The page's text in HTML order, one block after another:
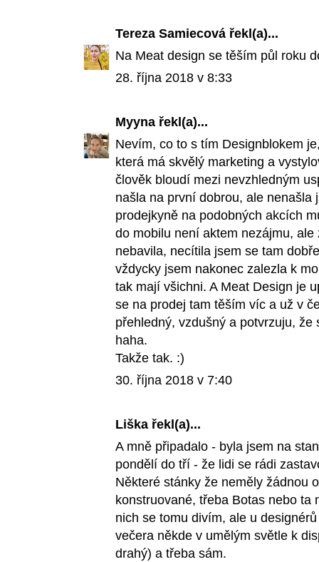
Tereza Samiecová řekl(a)...
Na Meat design se těším půl roku
28. října 2018 v 8:33
Myyna řekl(a)...
Nevím, co to s tím Designblokem
která má skvělý marketing a
člověk bloudí mezi nevzhledným
našla na první dobrou, ale nenašla
prodejkyně na podobných akcích
do mobilu není aktem nezájmu,
nebavila, necítila jsem se tam
vždycky jsem nakonec zalezla k
tak mají všichni. A Meat Design je
se na prodej tam těším víc a už v
přehledný, vzdušný a potvrzuju,
haha.
Takže tak. :)
30. října 2018 v 7:40
Liška řekl(a)...
A mně připadalo - byla jsem na
pondělí do tří - že lidi se rádi
Některé stánky že neměly žádnou
konstruované, třeba Botas nebo
nich se tomu divím, ale u
večera někde v umělým světle k
drahý) a třeba sám.